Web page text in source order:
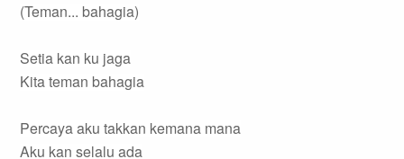
(Teman... bahagia)
Setia kan ku jaga
Kita teman bahagia
Percaya aku takkan kemana mana
Aku kan selalu ada